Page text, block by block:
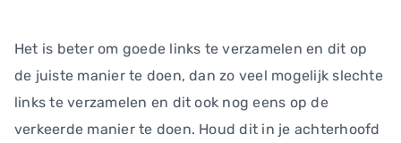
Het is beter om goede links te verzamelen en dit op
de juiste manier te doen, dan zo veel mogelijk slechte
links te verzamelen en dit ook nog eens op de
verkeerde manier te doen. Houd dit in je achterhoofd